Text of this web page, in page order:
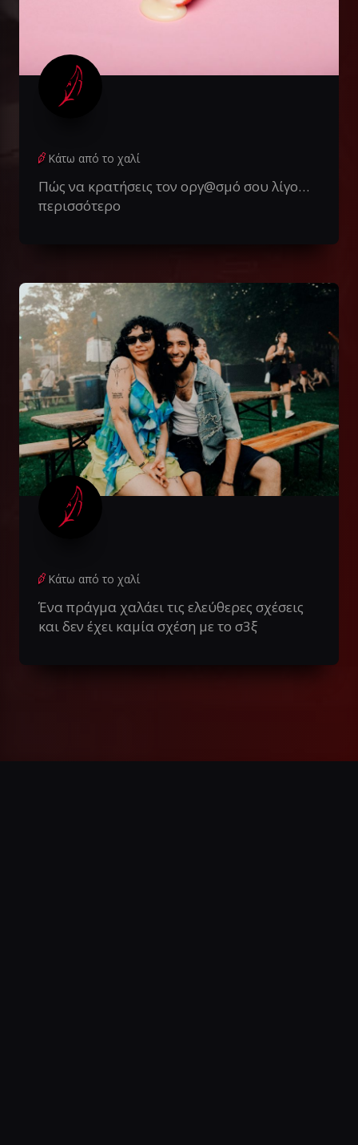
Κάτω από το χαλί
Πώς να κρατήσεις τον οργ@σμό σου λίγο…
περισσότερο
Κάτω από το χαλί
Ένα πράγμα χαλάει τις ελεύθερες σχέσεις
και δεν έχει καμία σχέση με το σ3ξ